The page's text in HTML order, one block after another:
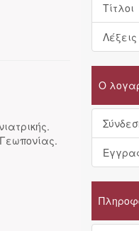
Τίτλοι
Ο